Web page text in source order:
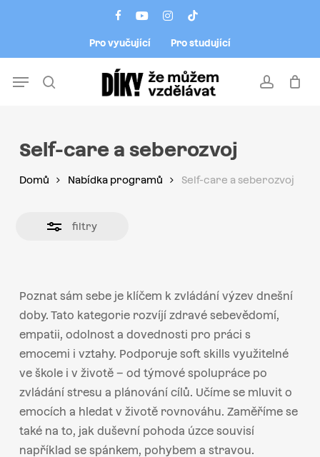
facebookyoutubeinstagram
tiktok
Pro vyučující Pro studující
account
Menu
Self-care a seberozvoj
Domů Nabídka programů Self-care a seberozvoj
filtry
Poznat sám sebe je klíčem k zvládání výzev dnešní
doby. Tato kategorie rozvíjí zdravé sebevědomí,
empatii, odolnost a dovednosti pro práci s
emocemi i vztahy. Podporuje soft skills využitelné
ve škole i v životě – od týmové spolupráce po
zvládání stresu a plánování cílů. Učíme se mluvit o
emocích a hledat v životě rovnováhu. Zaměříme se
také na to, jak duševní pohoda úzce souvisí
například se spánkem, pohybem a stravou.